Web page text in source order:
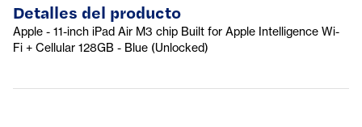
Detalles del producto
Apple - 11-inch iPad Air M3 chip Built for Apple Intelligence Wi-
Fi + Cellular 128GB - Blue (Unlocked)